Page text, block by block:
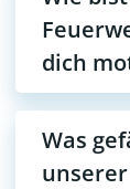
dich
Was